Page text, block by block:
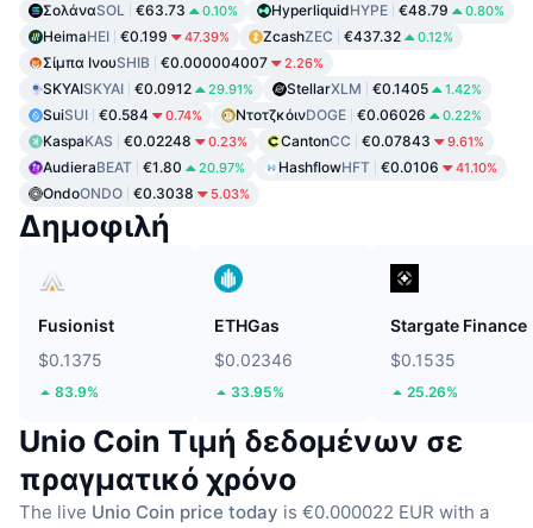
ΣολάναSOL €63.73 0.10% HyperliquidHYPE €48.79 0.80%
HeimaHEI €0.199 47.39% ZcashZEC €437.32 0.12%
Σίμπα ΙνουSHIB €0.000004007 2.26%
SKYAISKYAI €0.0912 29.91% StellarXLM €0.1405 1.42%
SuiSUI €0.584 0.74% ΝτοτζκόινDOGE €0.06026 0.22%
KaspaKAS €0.02248 0.23% CantonCC €0.07843 9.61%
AudieraBEAT €1.80 20.97% HashflowHFT €0.0106 41.10%
OndoONDO €0.3038 5.03%
Δημοφιλή
Fusionist
$0.1375
83.9%
ETHGas
$0.02346
33.95%
Stargate Finance
$0.1535
25.26%
Unio Coin Τιμή δεδομένων σε
πραγματικό χρόνο
The live Unio Coin price today is €0.000022 EUR with a